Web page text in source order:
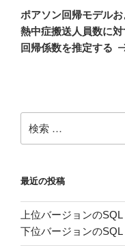
ー
シ
ョ
の
投
稿
ポアソン回帰モデル
熱中症搬送人員数に
回帰係数を推定する
索:
最近の投稿
上位バージョンの
下位バージョンの